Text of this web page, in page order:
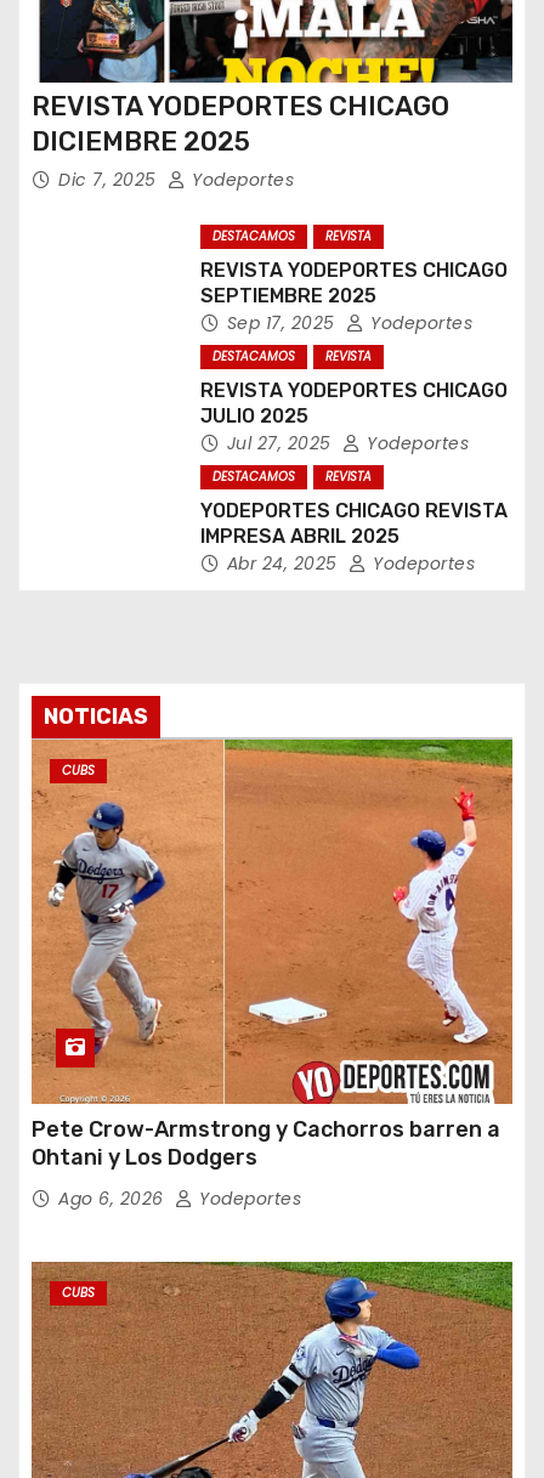
n
t
r
a
REVISTA YODEPORTES CHICAGO
DICIEMBRE 2025
Dic 7, 2025 Yodeportes
DESTACAMOS REVISTA
REVISTA YODEPORTES CHICAGO
SEPTIEMBRE 2025
Sep 17, 2025 Yodeportes
DESTACAMOS REVISTA
REVISTA YODEPORTES CHICAGO
JULIO 2025
Jul 27, 2025 Yodeportes
DESTACAMOS REVISTA
YODEPORTES CHICAGO REVISTA
IMPRESA ABRIL 2025
Abr 24, 2025 Yodeportes
NOTICIAS
CUBS
Pete Crow-Armstrong y Cachorros barren a
Ohtani y Los Dodgers
Ago 6, 2026 Yodeportes
CUBS